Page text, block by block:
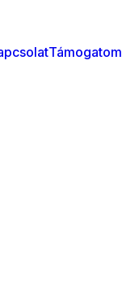
Támogatom